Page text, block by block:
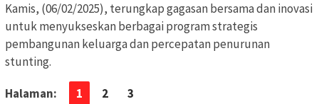
Kamis, (06/02/2025), terungkap gagasan bersama dan inovasi
untuk menyukseskan berbagai program strategis
pembangunan keluarga dan percepatan penurunan
stunting.
Halaman: 1 2 3